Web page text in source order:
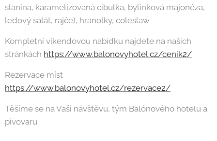
slanina, karamelizovaná cibulka, bylinková majonéza,
ledový salát, rajče), hranolky, coleslaw
Kompletní víkendovou nabídku najdete na našich
stránkách https://www.balonovyhotel.cz/cenik2/
Rezervace míst
https://www.balonovyhotel.cz/rezervace2/
Těšíme se na Vaši návštěvu, tým Balónového hotelu a
pivovaru.